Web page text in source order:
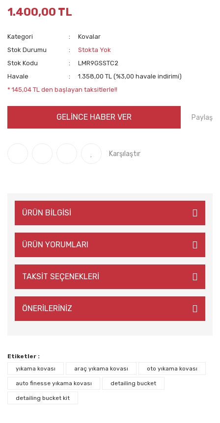
1.400,00 TL
Kategori
Kovalar
Stok Durumu
Stokta Yok
Stok Kodu
LMR9GSSTC2
Havale
1.358,00 TL (%3,00 havale indirimi)
* 145,04 TL den başlayan taksitlerle!!
GELİNCE HABER VER Paylaş
Karşılaştır
ÜRÜN BİLGİSİ
ÜRÜN YORUMLARI
TAKSİT SEÇENEKLERİ
ÖNERİLERİNİZ
Etiketler :
yıkama kovası
araç yıkama kovası oto yıkama kovası
auto finesse yıkama kovası detailing bucket
detailing bucket kit